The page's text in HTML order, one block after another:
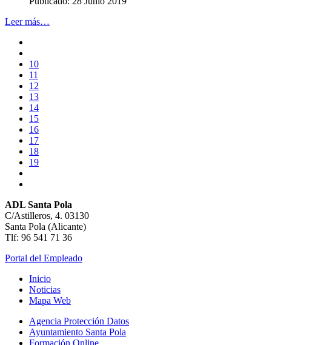
Leer más…
10
11
12
13
14
15
16
17
18
19
ADL Santa Pola
C/Astilleros, 4. 03130
Santa Pola (Alicante)
Tlf: 96 541 71 36
Portal del Empleado
Inicio
Noticias
Mapa Web
Agencia Protección Datos
Ayuntamiento Santa Pola
Formación Online